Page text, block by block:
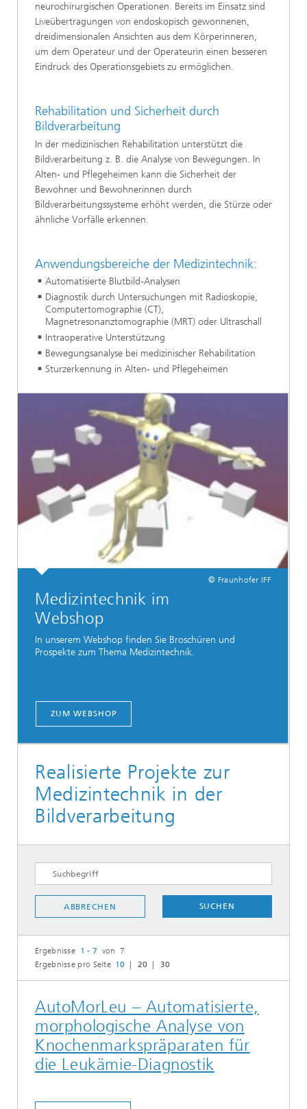
neurochirurgischen Operationen. Bereits im Einsatz sind
Liveübertragungen von endoskopisch gewonnenen,
dreidimensionalen Ansichten aus dem Körperinneren,
um dem Operateur und der Operateurin einen besseren
Eindruck des Operationsgebiets zu ermöglichen.
Rehabilitation und Sicherheit durch
Bildverarbeitung
In der medizinischen Rehabilitation unterstützt die
Bildverarbeitung z. B. die Analyse von Bewegungen. In
Alten- und Pflegeheimen kann die Sicherheit der
Bewohner und Bewohnerinnen durch
Bildverarbeitungssysteme erhöht werden, die Stürze oder
ähnliche Vorfälle erkennen.
Anwendungsbereiche der Medizintechnik:
Automatisierte Blutbild-Analysen
Diagnostik durch Untersuchungen mit Radioskopie,
Computertomographie (CT),
Magnetresonanztomographie (MRT) oder Ultraschall
Intraoperative Unterstützung
Bewegungsanalyse bei medizinischer Rehabilitation
Sturzerkennung in Alten- und Pflegeheimen
© Fraunhofer IFF
Medizintechnik im
Webshop
In unserem Webshop finden Sie Broschüren und
Prospekte zum Thema Medizintechnik.
ZUM WEBSHOP
Realisierte Projekte zur
Medizintechnik in der
Bildverarbeitung
ABBRECHEN SUCHEN
Ergebnisse 1 - 7 von 7
Ergebnisse pro Seite 10 20 30
AutoMorLeu – Automatisierte,
morphologische Analyse von
Knochenmarkspräparaten für
die Leukämie-Diagnostik